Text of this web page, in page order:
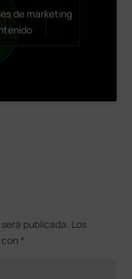
de marketing
publicada. Los
*